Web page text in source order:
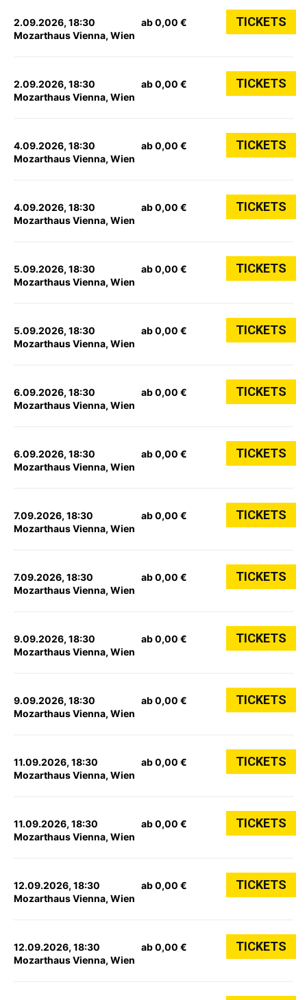
2.09.2026, 18:30
Mozarthaus Vienna, Wien
ab 0,00 € TICKETS
2.09.2026, 18:30
Mozarthaus Vienna, Wien
ab 0,00 € TICKETS
4.09.2026, 18:30
Mozarthaus Vienna, Wien
ab 0,00 € TICKETS
4.09.2026, 18:30
Mozarthaus Vienna, Wien
ab 0,00 € TICKETS
5.09.2026, 18:30
Mozarthaus Vienna, Wien
ab 0,00 € TICKETS
5.09.2026, 18:30
Mozarthaus Vienna, Wien
ab 0,00 € TICKETS
6.09.2026, 18:30
Mozarthaus Vienna, Wien
ab 0,00 € TICKETS
6.09.2026, 18:30
Mozarthaus Vienna, Wien
ab 0,00 € TICKETS
7.09.2026, 18:30
Mozarthaus Vienna, Wien
ab 0,00 € TICKETS
7.09.2026, 18:30
Mozarthaus Vienna, Wien
ab 0,00 € TICKETS
9.09.2026, 18:30
Mozarthaus Vienna, Wien
ab 0,00 € TICKETS
9.09.2026, 18:30
Mozarthaus Vienna, Wien
ab 0,00 € TICKETS
11.09.2026, 18:30
Mozarthaus Vienna, Wien
ab 0,00 € TICKETS
11.09.2026, 18:30
Mozarthaus Vienna, Wien
ab 0,00 € TICKETS
12.09.2026, 18:30
Mozarthaus Vienna, Wien
ab 0,00 € TICKETS
12.09.2026, 18:30
Mozarthaus Vienna, Wien
ab 0,00 € TICKETS